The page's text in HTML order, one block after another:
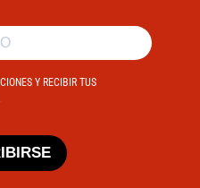
Y RECIBIR TUS